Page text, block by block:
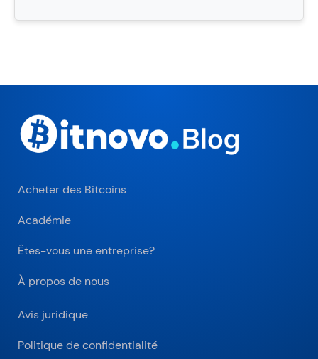
Acheter des Bitcoins
Académie
Êtes-vous une entreprise?
À propos de nous
Avis juridique
Politique de confidentialité